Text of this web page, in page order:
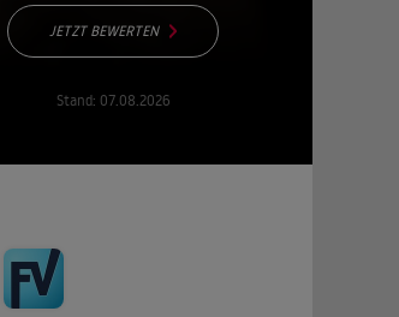
JETZT BEWERTEN
Stand: 07.08.2026